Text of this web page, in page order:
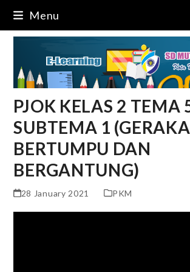
content
Menu
PJOK KELAS 2 TEMA
SUBTEMA 1
BERTUMPU DAN
BERGANTUNG)
28 January 2021 PKM